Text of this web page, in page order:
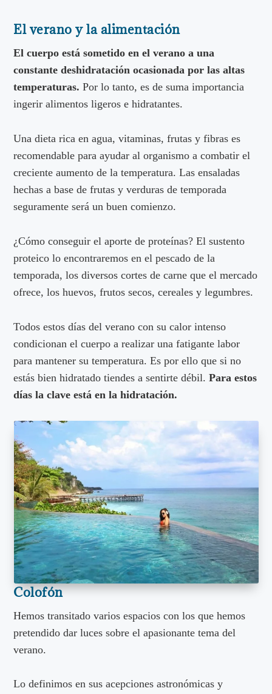
El verano y la alimentación
El cuerpo está sometido en el verano a una
constante deshidratación ocasionada por las altas
temperaturas. Por lo tanto, es de suma importancia
ingerir alimentos ligeros e hidratantes.
Una dieta rica en agua, vitaminas, frutas y fibras es
recomendable para ayudar al organismo a combatir el
creciente aumento de la temperatura. Las ensaladas
hechas a base de frutas y verduras de temporada
seguramente será un buen comienzo.
¿Cómo conseguir el aporte de proteínas? El sustento
proteico lo encontraremos en el pescado de la
temporada, los diversos cortes de carne que el mercado
ofrece, los huevos, frutos secos, cereales y legumbres.
Todos estos días del verano con su calor intenso
condicionan el cuerpo a realizar una fatigante labor
para mantener su temperatura. Es por ello que si no
estás bien hidratado tiendes a sentirte débil.Para estos
días la clave está en la hidratación.
Colofón
Hemos transitado varios espacios con los que hemos
pretendido dar luces sobre el apasionante tema del
verano.
Lo definimos en sus acepciones astronómicas y